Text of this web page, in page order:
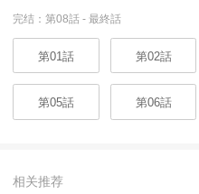
完结：第08話 - 最終話
第01話 第02話
第05話 第06話
相关推荐